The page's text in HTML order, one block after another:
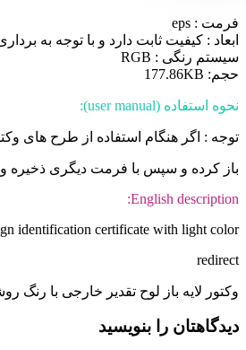
فرمت : eps
ابعاد : کیفیت ثابت دارد و با توجه به
سیستم رنگی : RGB
حجم: 177.86KB
نحوه استفاده (user manual):
توجه : اگر هنگام استفاده از طرح های
باز کرده و سپس با فرمت دیگری ذخیره و
English description:
identification certificate with light color
redirect
وکتور لایه باز لوح تقدیر خارجی با رنگ
دیدگاهتان را بنویسید